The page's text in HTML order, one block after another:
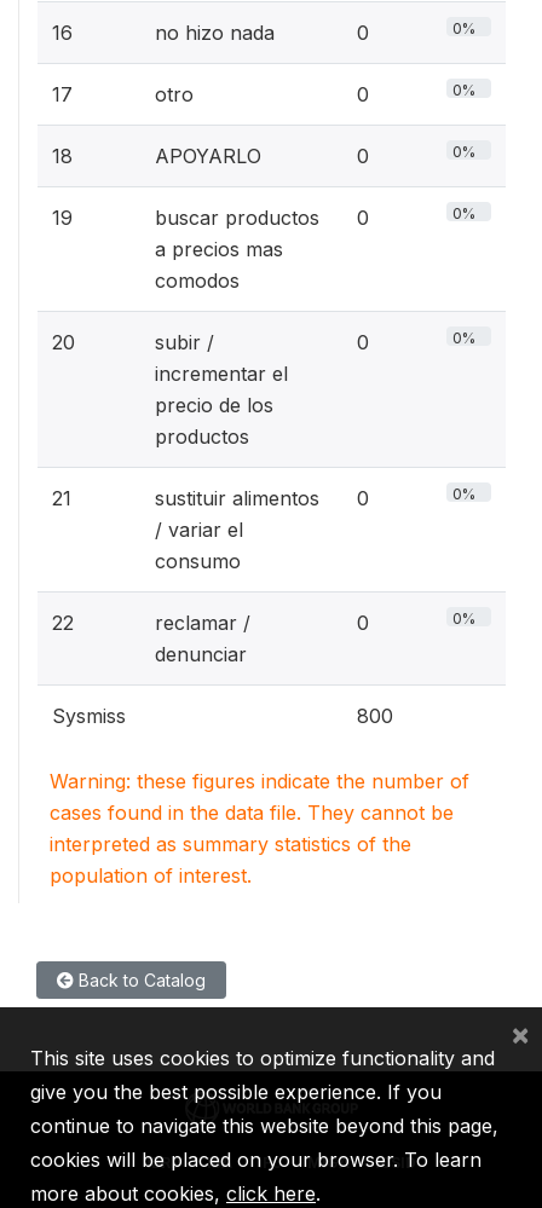
16 no hizo nada 0 0%
17 otro 0 0%
18 APOYARLO 0 0%
19
buscar productos
a precios mas
comodos
0 0%
20
subir /
incrementar el
precio de los
productos
0 0%
21
sustituir alimentos
/ variar el
consumo
0 0%
22
reclamar /
denunciar
0 0%
Sysmiss 800
Warning: these figures indicate the number of
cases found in the data file. They cannot be
interpreted as summary statistics of the
population of interest.
Back to Catalog
IBRD IDA IFC MIGA ICSID
This site uses cookies to optimize functionality and
give you the best possible experience. If you
continue to navigate this website beyond this page,
cookies will be placed on your browser. To learn
more about cookies, click here.
×